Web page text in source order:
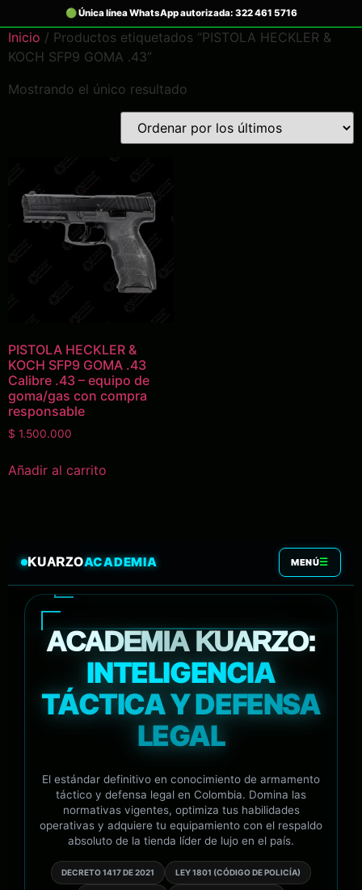
Inicio / Productos etiquetados “PISTOLA HECKLER &
KOCH SFP9 GOMA .43”
Mostrando el único resultado
PISTOLA HECKLER &
KOCH SFP9 GOMA .43
Calibre .43 – equipo de
goma/gas con compra
responsable
$ 1.500.000
Añadir al carrito
KUARZOACADEMIA MENÚ☰
ACADEMIA KUARZO:
INTELIGENCIA
TÁCTICA Y DEFENSA
LEGAL
El estándar definitivo en conocimiento de armamento
táctico y defensa legal en Colombia. Domina las
normativas vigentes, optimiza tus habilidades
operativas y adquiere tu equipamiento con el respaldo
absoluto de la tienda líder de lujo en el país.
DECRETO 1417 DE 2021 LEY 1801 (CÓDIGO DE POLICÍA)